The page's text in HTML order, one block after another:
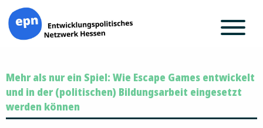
Inhalt
springen
Mehr als nur ein Spiel: Wie Escape Games entwickelt
und in der (politischen) Bildungsarbeit eingesetzt
werden können